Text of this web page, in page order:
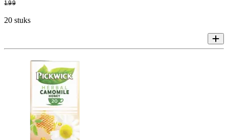
1.99
20 stuks